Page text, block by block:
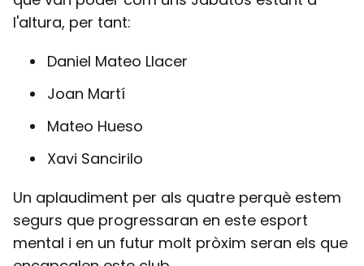
l'altura, per tant:
Daniel Mateo Llacer
Joan Martí
Mateo Hueso
Xavi Sancirilo
Un aplaudiment per als quatre perquè estem
segurs que progressaran en este esport
mental i en un futur molt pròxim seran els que